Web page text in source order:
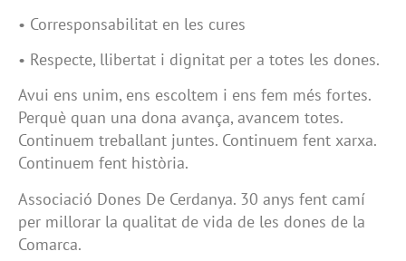
• Corresponsabilitat en les cures
• Respecte, llibertat i dignitat per a totes les dones.
Avui ens unim, ens escoltem i ens fem més fortes.
Perquè quan una dona avança, avancem totes.
Continuem treballant juntes. Continuem fent xarxa.
Continuem fent història.
Associació Dones De Cerdanya. 30 anys fent camí
per millorar la qualitat de vida de les dones de la
Comarca.